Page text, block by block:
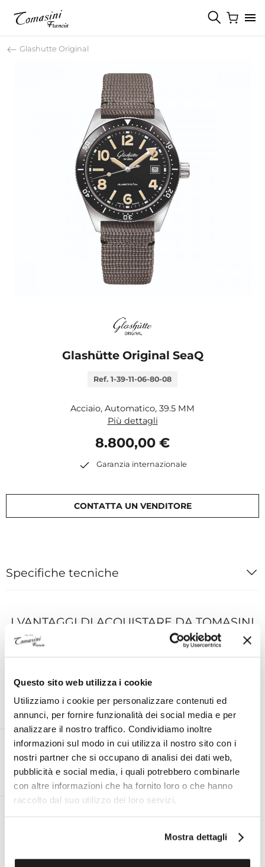
Questo sito web utilizza i cookie
Utilizziamo i cookie per personalizzare contenuti ed
annunci, per fornire funzionalità dei social media e per
analizzare il nostro traffico. Condividiamo inoltre
informazioni sul modo in cui utilizza il nostro sito con i
nostri partner che si occupano di analisi dei dati web,
pubblicità e social media, i quali potrebbero combinarle
con altre informazioni che ha fornito loro o che hanno
raccolto dal suo utilizzo dei loro servizi.
Mostra dettagli
Glashutte Original
Glashütte Original SeaQ
Ref. 1-39-11-06-80-08
Acciaio, Automatico, 39.5 MM
Più dettagli
8.800,00 €
Garanzia internazionale
CONTATTA UN VENDITORE
Specifiche tecniche
I VANTAGGI DI ACQUISTARE DA TOMASINI
ESPERTO PERSONALE ON
DEMAND AL TUO SERVIZIO
PER TUTTE LE MARCHE
RESO ENTRO 14 GIORNI DALLA
CONSEGNA
SPEDIZIONE GRATUITA IN ITALIA
PER ORDINI SUPERIORI A €99